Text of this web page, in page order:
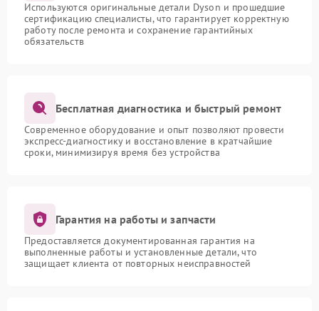
Используются оригинальные детали Dyson и прошедшие
сертификацию специалисты, что гарантирует корректную
работу после ремонта и сохранение гарантийных
обязательств
Бесплатная диагностика и быстрый ремонт
Современное оборудование и опыт позволяют провести
экспресс-диагностику и восстановление в кратчайшие
сроки, минимизируя время без устройства
Гарантия на работы и запчасти
Предоставляется документированная гарантия на
выполненные работы и установленные детали, что
защищает клиента от повторных неисправностей